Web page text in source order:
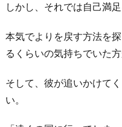
しかし、それでは自己満
本気でよりを戻す方法を
るくらいの気持ちでいた方
そして、彼が追いかけて
い。